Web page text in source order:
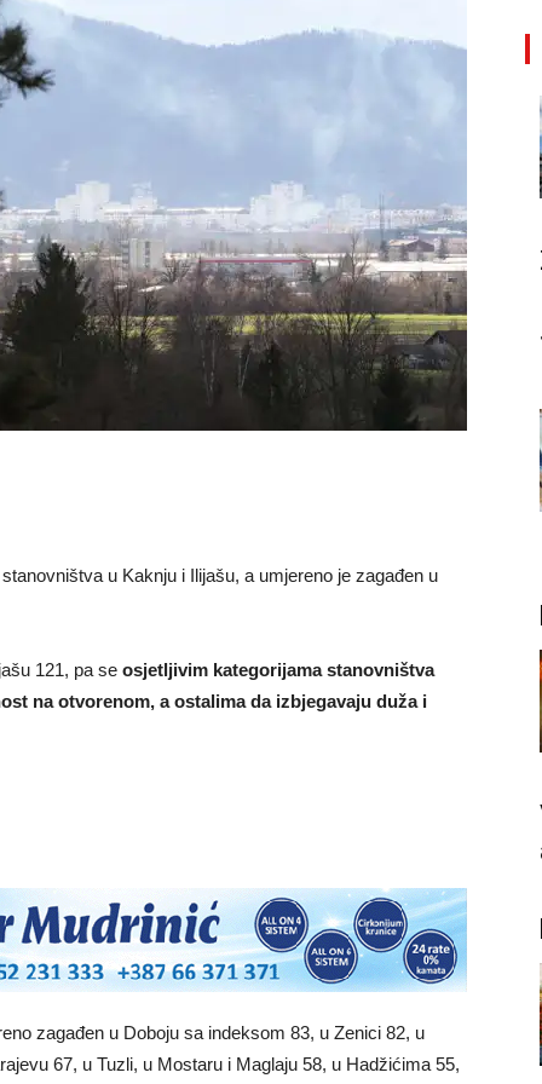
u Kaknju i Ilijašu, a umjereno je zagađen u
121, pa se osjetljivim kategorijama stanovništva
na otvorenom, a ostalima da izbjegavaju duža i
zagađen u Doboju sa indeksom 83, u Zenici 82, u
67, u Tuzli, u Mostaru i Maglaju 58, u Hadžićima 55,